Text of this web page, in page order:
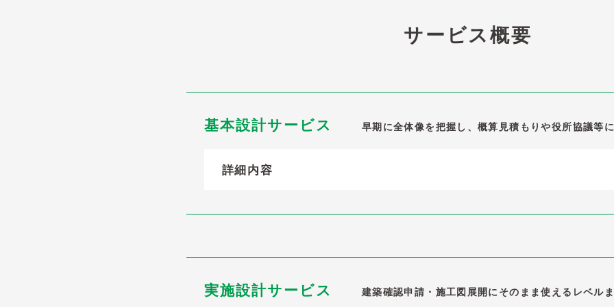
サービス概要
基本設計サービス 早期に全体像を把握し、概算見積もりや役所協議等に
詳細内容
実施設計サービス 建築確認申請・施工図展開にそのまま使えるレベルま